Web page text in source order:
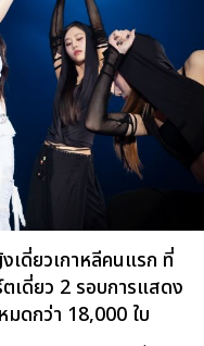
เดี่ยวเกาหลีคนแรก ที่
เดี่ยว 2 รอบการแสดง
ดกว่า 18,000 ใบ